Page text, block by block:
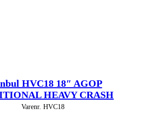
HVC18 18″ AGOP
HEAVY CRASH
Varenr. HVC18